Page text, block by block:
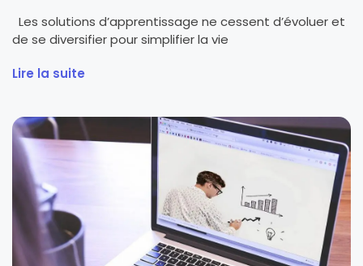
Les solutions d’apprentissage ne cessent d’évoluer et
de se diversifier pour simplifier la vie
Lire la suite